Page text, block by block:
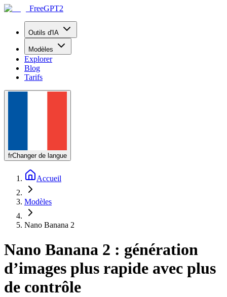
FreeGPT2
Outils d'IA
Modèles
Explorer
Blog
Tarifs
frChanger de langue
Accueil
Modèles
Nano Banana 2
Nano Banana 2 : génération
d’images plus rapide avec plus
de contrôle